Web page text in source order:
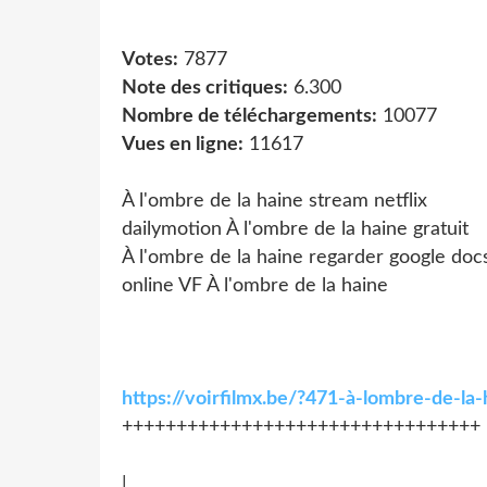
Votes: 7877
Note des critiques: 6.300
Nombre de téléchargements: 10077
Vues en ligne: 11617
À l'ombre de la haine stream netflix
dailymotion À l'ombre de la haine gratuit
À l'ombre de la haine regarder google
online VF À l'ombre de la haine
https://voirfilmx.be/?471-à-lombre-de-
+++++++++++++++++++++++++++++++++